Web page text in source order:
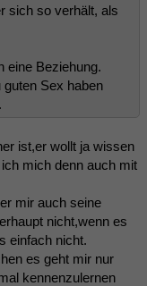
sich so verhält, als
eine Beziehung.
Sex haben
ist,er wollt ja wissen
mich denn auch mit
mir auch seine
nicht,wenn es
einfach nicht.
es geht mir nur
kennenzulernen